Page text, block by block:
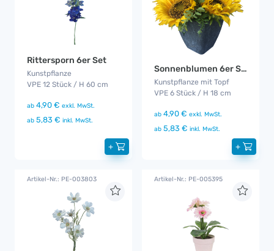
Rittersporn 6er Set
Kunstpflanze
VPE 12 Stück / H 60 cm
ab 4,90 € exkl. MwSt.
ab 5,83 € inkl. MwSt.
+
Sonnenblumen 6er Set
Kunstpflanze mit Topf
VPE 6 Stück / H 18 cm
ab 4,90 € exkl. MwSt.
ab 5,83 € inkl. MwSt.
+
Artikel-Nr.: PE-003803 Artikel-Nr.: PE-005395